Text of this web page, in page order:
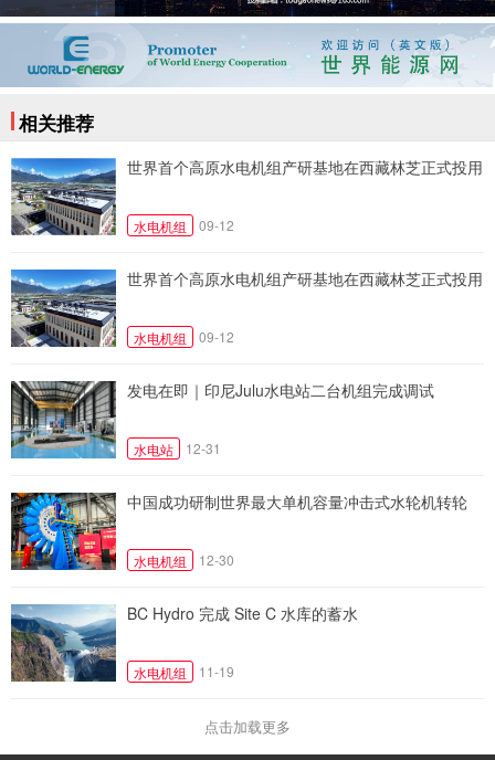
相关推荐
世界首个高原水电机组产研基地在西藏林芝正式投用
水电机组 09-12
世界首个高原水电机组产研基地在西藏林芝正式投用
水电机组 09-12
发电在即｜印尼Julu水电站二台机组完成调试
水电站 12-31
中国成功研制世界最大单机容量冲击式水轮机转轮
水电机组 12-30
BC Hydro 完成 Site C 水库的蓄水
水电机组 11-19
点击加载更多